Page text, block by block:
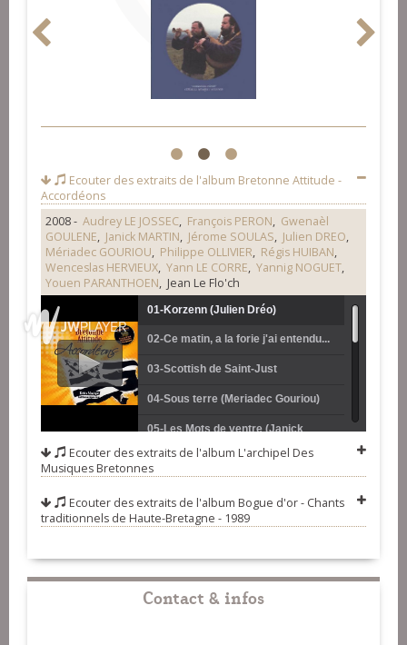
1 2 3
Ecouter des extraits de l'album Bretonne Attitude -
Accordéons
2008 - Audrey LE JOSSEC, François PERON, Gwenaèl
GOULENE, Janick MARTIN, Jérome SOULAS, Julien DREO,
Mériadec GOURIOU, Philippe OLLIVIER, Régis HUIBAN,
Wenceslas HERVIEUX, Yann LE CORRE, Yannig NOGUET,
Youen PARANTHOEN, Jean Le Flo'ch
01-Korzenn (Julien Dréo)
02-Ce matin, a la forie j'ai entendu...
(Jean Le Flo'ch)
03-Scottish de Saint-Just
(Wenceslas Hervieux)
04-Sous terre (Meriadec Gouriou)
05-Les Mots de ventre (Janick
Martin)
06-Joyeuses Pâques (Yann Le
08-Coup de coeur (Audrey Le
10-Manuzurka (Yannig Noguet)
Ecouter des extraits de l'album L'archipel Des
Musiques Bretonnes
Ecouter des extraits de l'album Bogue d'or - Chants
traditionnels de Haute-Bretagne - 1989
Contact & infos